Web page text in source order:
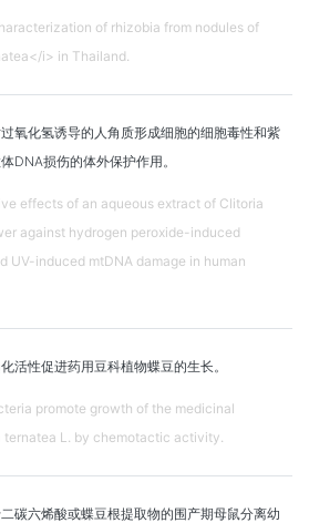
of rhizobia from nodules of
i> in Thailand.
氧化氢诱导的人角质形成细胞的细胞毒性和紫
DNA损伤的体外保护作用。
effects of an aqueous extract of Clitoria
against hydrogen peroxide-induced
UV-induced mtDNA damage in human
活性促进药用豆科植物蝶豆的生长。
promote growth of the medicinal
ternatea L. by chemotactic activity.
碳六烯酸或蝶豆根提取物的围产期母鼠分离幼